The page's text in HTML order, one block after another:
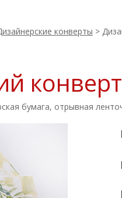
конверты >
бумага, отрывная